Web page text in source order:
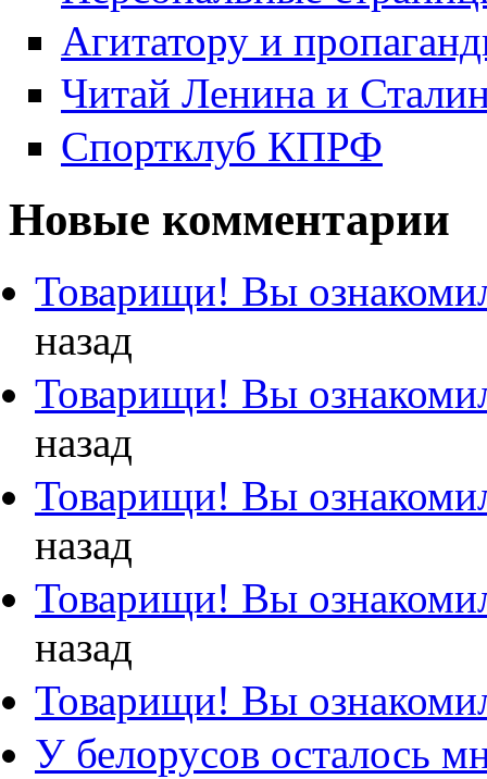
Агитатору и
Читай Ленина и
Спортклуб КПРФ
Новые комментарии
Товарищи! Вы
назад
Товарищи! Вы
назад
Товарищи! Вы
назад
Товарищи! Вы
назад
Товарищи! Вы
У белорусов осталось